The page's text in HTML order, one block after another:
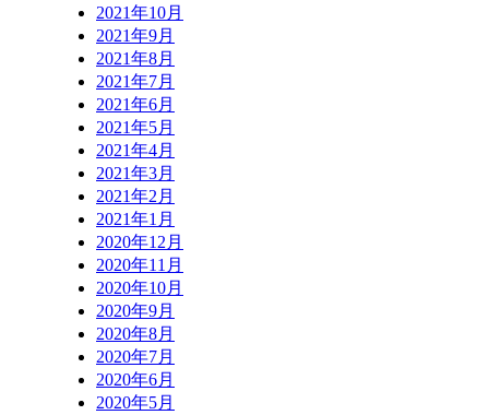
2021年10月
2021年9月
2021年8月
2021年7月
2021年6月
2021年5月
2021年4月
2021年3月
2021年2月
2021年1月
2020年12月
2020年11月
2020年10月
2020年9月
2020年8月
2020年7月
2020年6月
2020年5月